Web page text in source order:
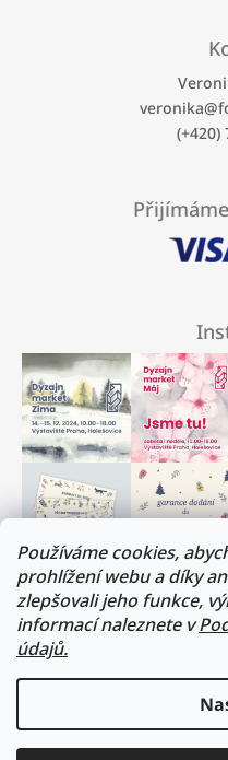
Používáme cookies,
prohlížení webu a díky
zlepšovali jeho funkce,
informací naleznete v
údajů.
Milí přátelé, musíme si
V termínu 17. -
Všechny objednávky
srpnovém týdnu.
Přejeme vám všem
Lukáš a Veronika
veronika@
(+420)
sledovat na